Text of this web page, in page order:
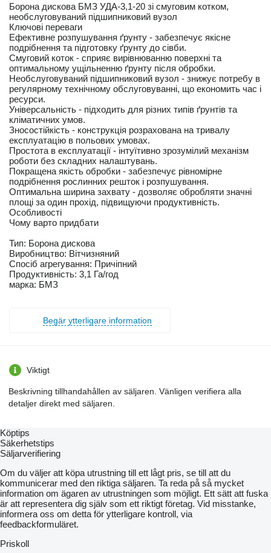
Борона дискова БМЗ УДА-3,1-20 зі смуговим котком,
необслуговуваний підшипниковий вузол
Ключові переваги
Ефективне розпушування ґрунту - забезпечує якісне
подрібнення та підготовку ґрунту до сівби.
Смуговий коток - сприяє вирівнюванню поверхні та
оптимальному ущільненню ґрунту після обробки.
Необслуговуваний підшипниковий вузол - знижує потребу в
регулярному технічному обслуговуванні, що економить час і
ресурси.
Універсальність - підходить для різних типів ґрунтів та
кліматичних умов.
Зносостійкість - конструкція розрахована на тривалу
експлуатацію в польових умовах.
Простота в експлуатації - інтуїтивно зрозумілий механізм
роботи без складних налаштувань.
Покращена якість обробки - забезпечує рівномірне
подрібнення рослинних решток і розпушування.
Оптимальна ширина захвату - дозволяє обробляти значні
площі за один прохід, підвищуючи продуктивність.
Особливості
Чому варто придбати
Тип: Борона дискова
Виробництво: Вітчизняний
Спосіб агрегування: Причіпний
Продуктивність: 3,1 Га/год
марка: БМЗ
Begär ytterligare information
Viktigt
Beskrivning tillhandahållen av säljaren. Vänligen verifiera alla
detaljer direkt med säljaren.
Köptips
Säkerhetstips
Säljarverifiering
Om du väljer att köpa utrustning till ett lågt pris, se till att du
kommunicerar med den riktiga säljaren. Ta reda på så mycket
information om ägaren av utrustningen som möjligt. Ett sätt att fuska
är att representera dig själv som ett riktigt företag. Vid misstanke,
informera oss om detta för ytterligare kontroll, via
feedbackformuläret.
Priskoll